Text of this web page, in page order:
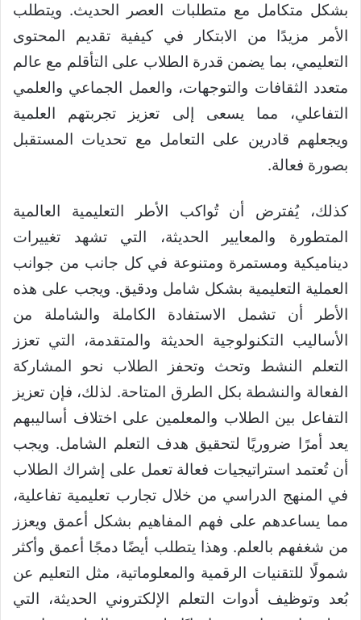
بشكل متكامل مع متطلبات العصر الحديث. ويتطلب
الأمر مزيدًا من الابتكار في كيفية تقديم المحتوى
التعليمي، بما يضمن قدرة الطلاب على التأقلم مع عالم
متعدد الثقافات والتوجهات، والعمل الجماعي والعلمي
التفاعلي، مما يسعى إلى تعزيز تجربتهم العلمية
ويجعلهم قادرين على التعامل مع تحديات المستقبل
بصورة فعالة.
كذلك، يُفترض أن تُواكب الأطر التعليمية العالمية
المتطورة والمعايير الحديثة، التي تشهد تغييرات
ديناميكية ومستمرة ومتنوعة في كل جانب من جوانب
العملية التعليمية بشكل شامل ودقيق. ويجب على هذه
الأطر أن تشمل الاستفادة الكاملة والشاملة من
الأساليب التكنولوجية الحديثة والمتقدمة، التي تعزز
التعلم النشط وتحث وتحفز الطلاب نحو المشاركة
الفعالة والنشطة بكل الطرق المتاحة. لذلك، فإن تعزيز
التفاعل بين الطلاب والمعلمين على اختلاف أساليبهم
يعد أمرًا ضروريًا لتحقيق هدف التعلم الشامل. ويجب
أن تُعتمد استراتيجيات فعالة تعمل على إشراك الطلاب
في المنهج الدراسي من خلال تجارب تعليمية تفاعلية،
مما يساعدهم على فهم المفاهيم بشكل أعمق ويعزز
من شغفهم بالعلم. وهذا يتطلب أيضًا دمجًا أعمق وأكثر
شمولًا للتقنيات الرقمية والمعلوماتية، مثل التعليم عن
بُعد وتوظيف أدوات التعلم الإلكتروني الحديثة، التي